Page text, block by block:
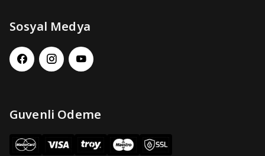
Sosyal Medya
Guvenli Odeme